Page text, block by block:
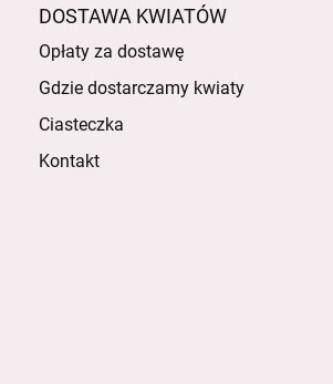
DOSTAWA KWIATÓW
Opłaty za dostawę
Gdzie dostarczamy kwiaty
Ciasteczka
Kontakt